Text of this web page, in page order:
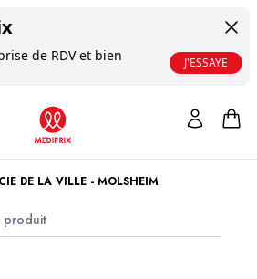
de RDV et bien
J'ESSAYE
DE LA VILLE - MOLSHEIM